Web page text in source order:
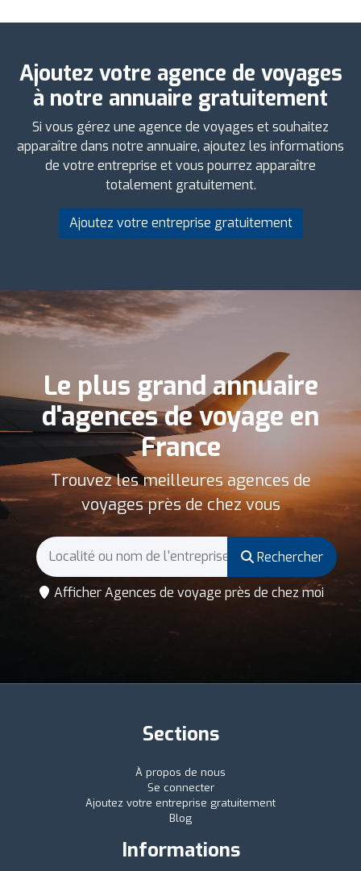
Ajoutez votre agence de voyages
à notre annuaire gratuitement
Si vous gérez une agence de voyages et souhaitez
apparaître dans notre annuaire, ajoutez les informations
de votre entreprise et vous pourrez apparaître
totalement gratuitement.
Ajoutez votre entreprise gratuitement
Le plus grand annuaire
d'agences de voyage en
France
Trouvez les meilleures agences de
voyages près de chez vous
Rechercher
Afficher Agences de voyage près de chez moi
Sections
À propos de nous
Se connecter
Ajoutez votre entreprise gratuitement
Blog
Informations